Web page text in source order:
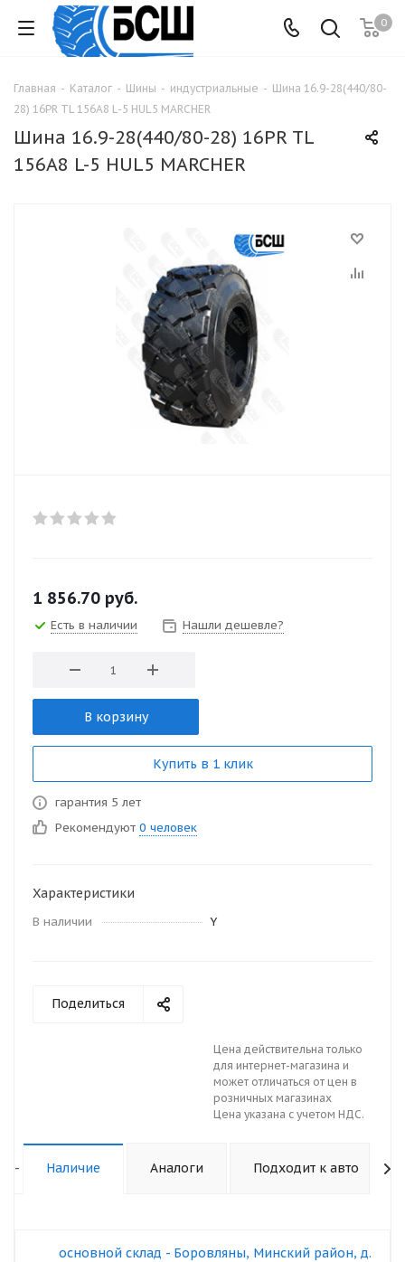
0
Главная - Каталог - Шины - индустриальные - Шина 16.9-28(440/80-
28) 16PR TL 156A8 L-5 HUL5 MARCHER
Шина 16.9-28(440/80-28) 16PR TL
156A8 L-5 HUL5 MARCHER
1 856.70 руб.
Есть в наличии Нашли дешевле?
В корзину
Купить в 1 клик
гарантия 5 лет
Рекомендуют 0 человек
Характеристики
В наличии Y
Поделиться
Цена действительна только
для интернет-магазина и
может отличаться от цен в
розничных магазинах
Цена указана с учетом НДС.
- Наличие Аналоги Подходит к авто
основной склад - Боровляны, Минский район, д.